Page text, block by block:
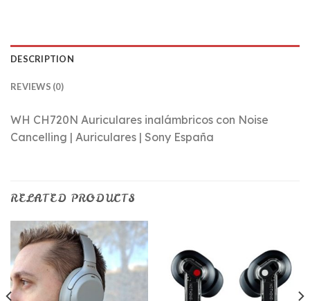
DESCRIPTION
REVIEWS (0)
WH CH720N Auriculares inalámbricos con Noise
Cancelling | Auriculares | Sony España
RELATED PRODUCTS